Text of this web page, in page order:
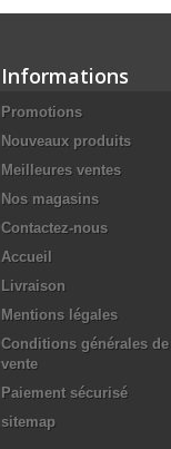
Informations
Promotions
Nouveaux produits
Meilleures ventes
Nos magasins
Contactez-nous
Accueil
Livraison
Mentions légales
Conditions générales de
vente
Paiement sécurisé
sitemap